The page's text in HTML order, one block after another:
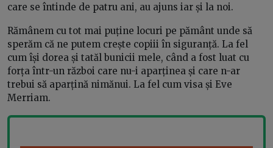
care se întinde de patru ani, au ajuns iar și la noi.
Rămânem cu tot mai puține locuri pe pământ unde să
sperăm că ne putem crește copiii în siguranță. La fel
cum își dorea și tatăl bunicii mele, când a fost luat cu
forța într-un război care nu-i aparținea și care n-ar
trebui să aparțină nimănui. La fel cum visa și Eve
Merriam.